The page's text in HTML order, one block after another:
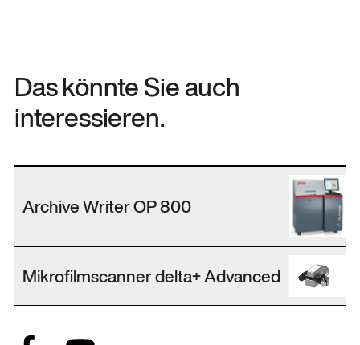
Das könnte Sie auch
interessieren.
Archive Writer OP 800
Mikrofilmscanner delta+ Advanced